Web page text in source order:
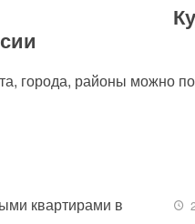
города, районы можно